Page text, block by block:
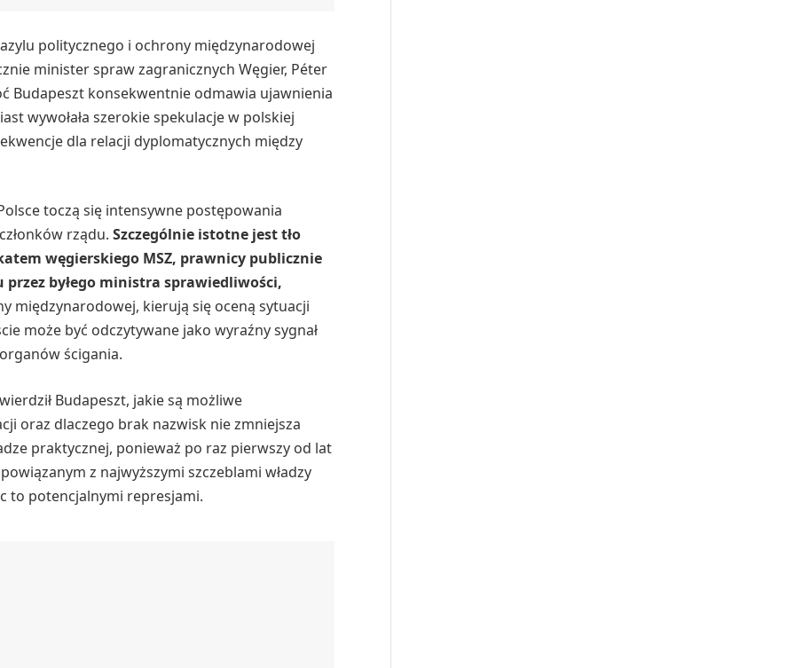
politycznego i ochrony międzynarodowej
minister spraw zagranicznych Węgier, Péter
Budapeszt konsekwentnie odmawia ujawnienia
wywołała szerokie spekulacje w polskiej
dla relacji dyplomatycznych między
toczą się intensywne postępowania
rządu.Szczególnie istotne jest tło
węgierskiego MSZ, prawnicy publicznie
byłego ministra sprawiedliwości,
międzynarodowej, kierują się oceną sytuacji
może być odczytywane jako wyraźny sygnał
ścigania.
Budapeszt, jakie są możliwe
oraz dlaczego brak nazwisk nie zmniejsza
praktycznej, ponieważ po raz pierwszy od lat
z najwyższymi szczeblami władzy
to potencjalnymi represjami.